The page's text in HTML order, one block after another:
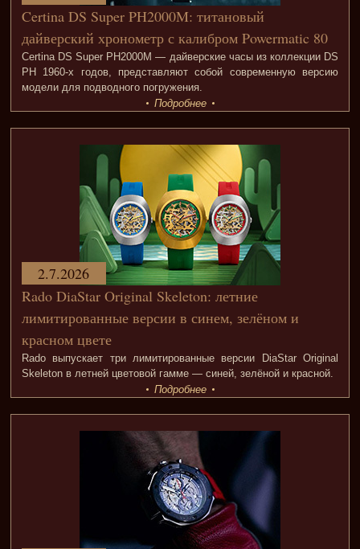
Certina DS Super PH2000M: титановый
дайверский хронометр с калибром Powermatic 80
Certina DS Super PH2000M — дайверские часы из коллекции DS
PH 1960-х годов, представляют собой современную версию
модели для подводного погружения.
Подробнее
Rado DiaStar Original Skeleton: летние
лимитированные версии в синем, зелёном и
красном цвете
Rado выпускает три лимитированные версии DiaStar Original
Skeleton в летней цветовой гамме — синей, зелёной и красной.
2.7.2026
Подробнее